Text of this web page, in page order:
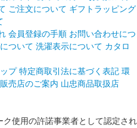
ご注文について ギフトラッピング
会員登録の手順 お問い合わせにつ
ついて 洗濯表示について カタロ
プ 特定商取引法に基づく表記 環
売店のご案内 山忠商品取扱店
使用の許諾事業者として認定され